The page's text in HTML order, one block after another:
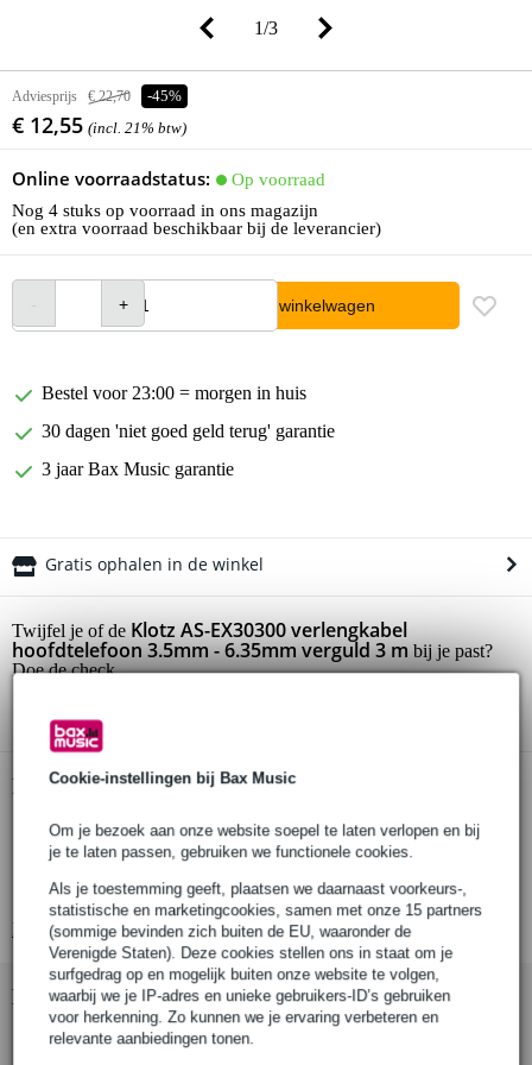
Cookie-instellingen bij Bax Music
Om je bezoek aan onze website soepel te laten verlopen en bij
je te laten passen, gebruiken we functionele cookies.
Als je toestemming geeft, plaatsen we daarnaast voorkeurs-,
statistische en marketingcookies, samen met onze 15 partners
(sommige bevinden zich buiten de EU, waaronder de
Verenigde Staten). Deze cookies stellen ons in staat om je
surfgedrag op en mogelijk buiten onze website te volgen,
waarbij we je IP-adres en unieke gebruikers-ID’s gebruiken
voor herkenning. Zo kunnen we je ervaring verbeteren en
relevante aanbiedingen tonen.
1/3
Adviesprijs € 22,70 -45%
€ 12,55 (incl. 21% btw)
Online voorraadstatus:
Op voorraad
Nog 4 stuks op voorraad in ons magazijn
(en extra voorraad beschikbaar bij de leverancier)
In winkelwagen
Bestel voor 23:00 = morgen in huis
30 dagen 'niet goed geld terug' garantie
3 jaar Bax Music garantie
Gratis ophalen in de winkel
Twijfel je of de Klotz AS-EX30300 verlengkabel
hoofdtelefoon 3.5mm - 6.35mm verguld 3 m bij je past?
Doe de check.
Productinformatie
verlengkabel
voor hoofdtelefoon
kabeltype: PCD201
Bekijk alle productspecificaties
Bekijk ook eens (1)